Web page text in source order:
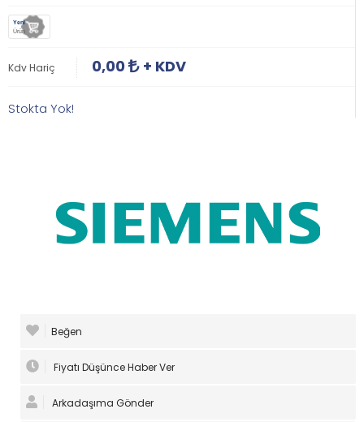
Yeni
Ürün
Kdv Hariç 0,00 + KDV
Stokta Yok!
Beğen
Fiyatı Düşünce Haber Ver
Arkadaşıma Gönder